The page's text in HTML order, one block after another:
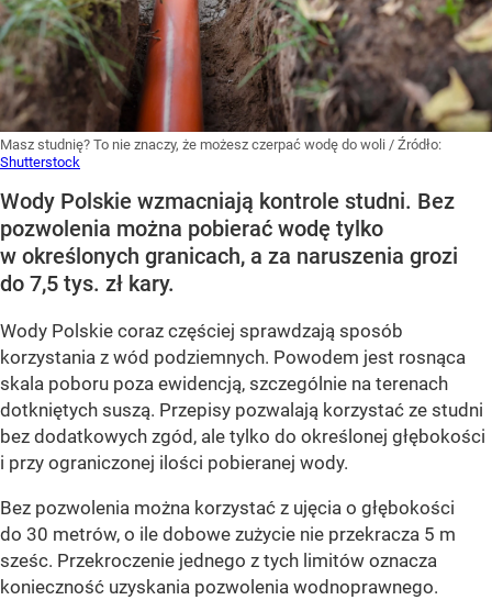
Masz studnię? To nie znaczy, że możesz czerpać wodę do woli / Źródło:
Shutterstock
Wody Polskie wzmacniają kontrole studni. Bez
pozwolenia można pobierać wodę tylko
w określonych granicach, a za naruszenia grozi
do 7,5 tys. zł kary.
Wody Polskie coraz częściej sprawdzają sposób
korzystania z wód podziemnych. Powodem jest rosnąca
skala poboru poza ewidencją, szczególnie na terenach
dotkniętych suszą. Przepisy pozwalają korzystać ze studni
bez dodatkowych zgód, ale tylko do określonej głębokości
i przy ograniczonej ilości pobieranej wody.
Bez pozwolenia można korzystać z ujęcia o głębokości
do 30 metrów, o ile dobowe zużycie nie przekracza 5 m
sześc. Przekroczenie jednego z tych limitów oznacza
konieczność uzyskania pozwolenia wodnoprawnego.